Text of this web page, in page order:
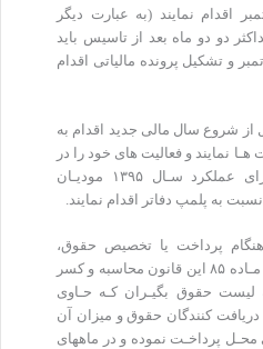
اقدام نمایند (به عبارت دیگر
دو دو ماه بعد از تاسیس باید
و تشکیل پرونده مالیاتی اقدام
شروع سال مالی جدید اقدام به
نمایند و فعالیت های خود را در
آن سال ثبت نمایند؛ مثلا برای عملکرد سـال ۱۳۹۵ مودیـان
پرداخت یا تخصیص حقوق،
مالیات متعلق را طبق مقررات مـاده ۸۵ این قانون محاسبه و کسر
حقوق بگیـران کـه حـاوی
کنندگان حقوق و میزان آن
محـل پرداخـت نموده و در ماههای